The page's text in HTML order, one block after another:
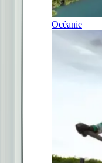
Océanie